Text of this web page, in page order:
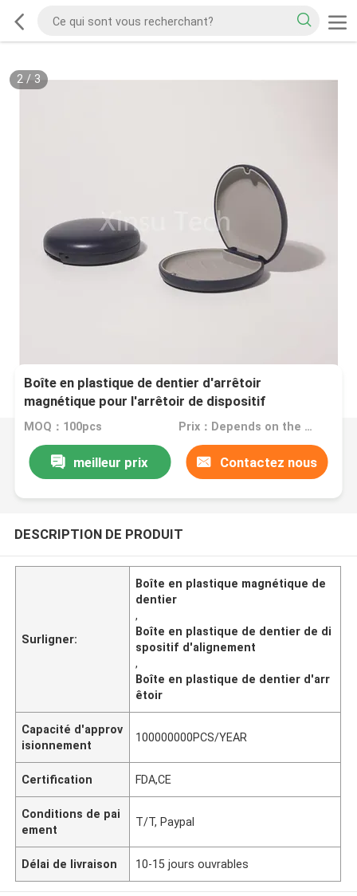
2/ 3
Boîte en plastique de dentier d'arrêtoir
magnétique pour l'arrêtoir de dispositif
d'alignement d'Invisalign
MOQ：100pcs Prix：Depends on the order quantity
meilleur prix Contactez nous
DESCRIPTION DE PRODUIT
Surligner:
Boîte en plastique magnétique de
dentier
,
Boîte en plastique de dentier de di
spositif d'alignement
,
Boîte en plastique de dentier d'arr
êtoir
Capacité d'approv
isionnement
100000000PCS/YEAR
Certification FDA,CE
Conditions de pai
ement
T/T, Paypal
Délai de livraison 10-15 jours ouvrables